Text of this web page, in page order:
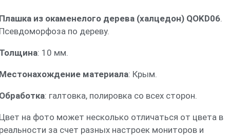
из окаменелого дерева (халцедон) QOKD06.
по дереву.
: 10 мм.
материала: Крым.
: галтовка, полировка со всех сторон.
на фото может несколько отличаться от цвета в
за счет разных настроек мониторов и